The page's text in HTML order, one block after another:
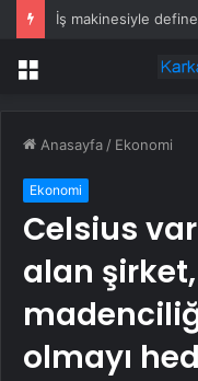
İş makinesiyle define
Menü
Anasayfa / Ekonomi
Ekonomi
Celsius
alan şirket,
olmayı